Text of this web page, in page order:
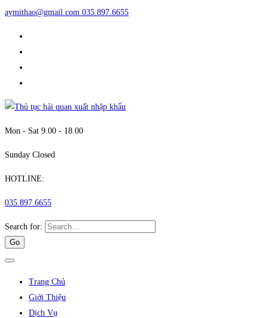
aymithao@gmail.com 035.897.6655
Mon - Sat 9.00 - 18.00
Sunday Closed
HOTLINE:
035.897.6655
Search for:
Trang Chủ
Giới Thiệu
Dịch Vụ